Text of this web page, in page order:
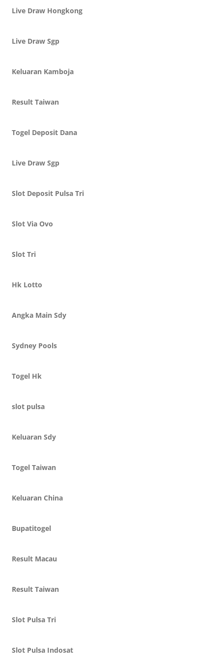
Live Draw Hongkong
Live Draw Sgp
Keluaran Kamboja
Result Taiwan
Togel Deposit Dana
Live Draw Sgp
Slot Deposit Pulsa Tri
Slot Via Ovo
Slot Tri
Hk Lotto
Angka Main Sdy
Sydney Pools
Togel Hk
slot pulsa
Keluaran Sdy
Togel Taiwan
Keluaran China
Bupatitogel
Result Macau
Result Taiwan
Slot Pulsa Tri
Slot Pulsa Indosat